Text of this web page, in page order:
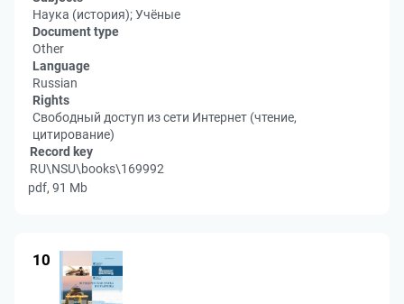
Наука (история); Учёные
Document type
Other
Language
Russian
Rights
Свободный доступ из сети Интернет (чтение,
цитирование)
Record key
RU\NSU\books\169992
pdf, 91 Mb
10